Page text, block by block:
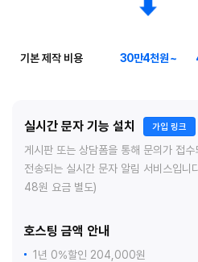
기본 제작 비용 30만4천원 ~
실시간 문자 기능 설치 가입 링크
게시판 또는 상담폼을 통해 문의가 접
전송되는 실시간 문자 알림 서비스입
48원 요금 별도)
호스팅 금액 안내
1년 0%할인 204,000원